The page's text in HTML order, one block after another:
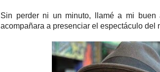
Sin perder ni un minuto, llamé a mi buen
acompañara a presenciar el espectáculo del